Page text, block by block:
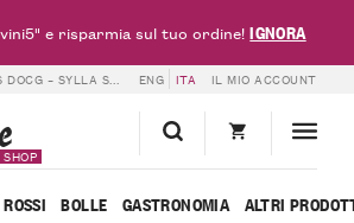
SEBASTE (BOTTIGLIA) ENG ITA IL MIO ACCOUNT
SHOP
ROSSI BOLLE GASTRONOMIA ALTRI
e risparmia sul tuo ordine!IGNORA